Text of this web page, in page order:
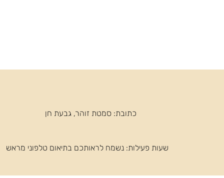
כתובת: סמטת זוהר, גבעת חן
שעות פעילות: ​נשמח לראותכם בתיאום טלפוני מראש